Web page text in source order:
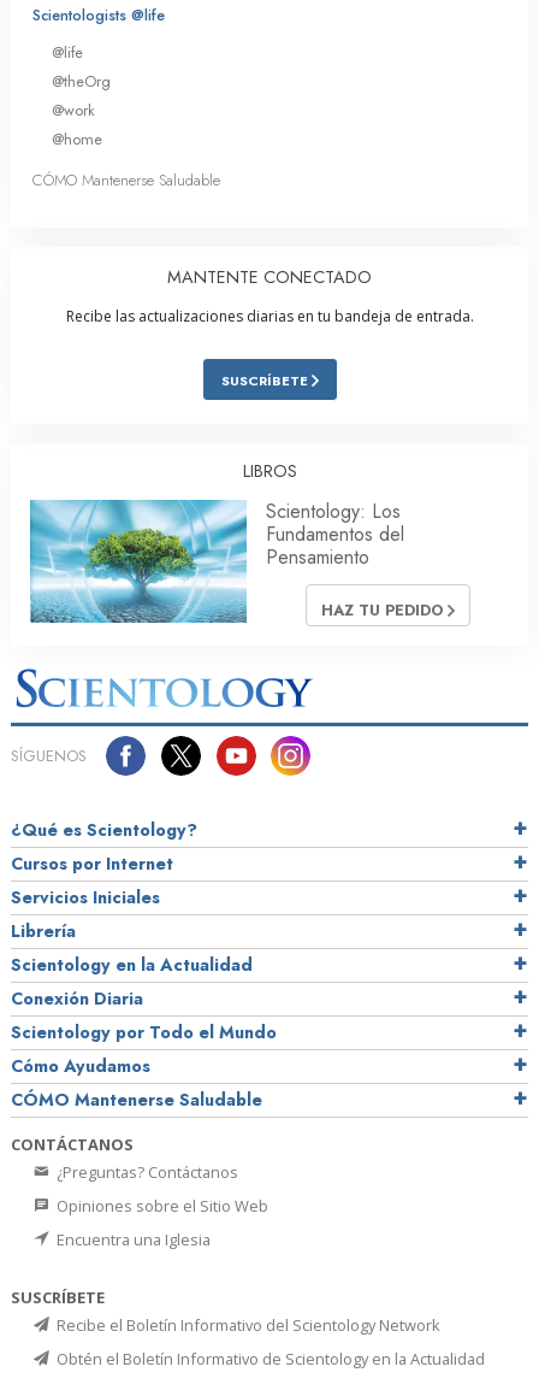
Scientologists @life
@life
@theOrg
@work
@home
CÓMO Mantenerse Saludable
MANTENTE CONECTADO
Recibe las actualizaciones diarias en tu bandeja de entrada.
SUSCRÍBETE
LIBROS
Scientology: Los
Fundamentos del
Pensamiento
HAZ TU PEDIDO
SÍGUENOS
¿Qué es Scientology?
Cursos por Internet
Servicios Iniciales
Librería
Scientology en la Actualidad
Conexión Diaria
Scientology por Todo el Mundo
Cómo Ayudamos
CÓMO Mantenerse Saludable
CONTÁCTANOS
¿Preguntas? Contáctanos
Opiniones sobre el Sitio Web
Encuentra una Iglesia
SUSCRÍBETE
Recibe el Boletín Informativo del Scientology Network
Obtén el Boletín Informativo de Scientology en la Actualidad